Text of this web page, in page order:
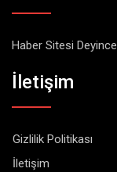
Haber Sitesi
İletişim
Gizlilik Politikası
İletişim